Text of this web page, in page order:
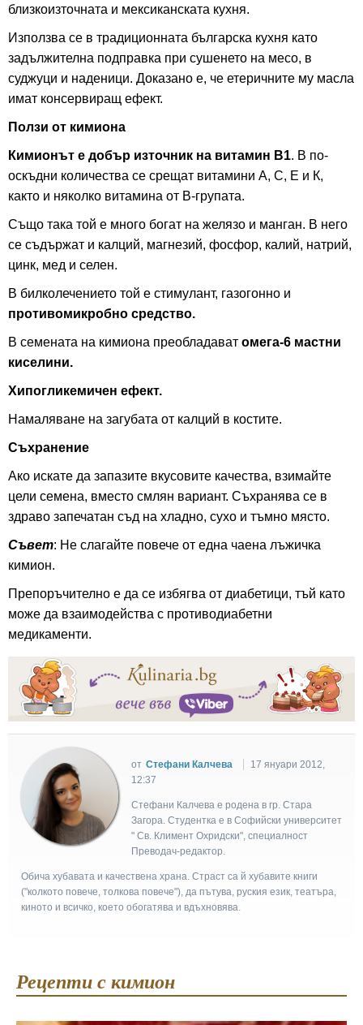
близкоизточната и мексиканската кухня.
Използва се в традиционната българска кухня като
задължителна подправка при сушенето на месо, в
суджуци и наденици. Доказано е, че етеричните му масла
имат консервиращ ефект.
Ползи от кимиона
Кимионът е добър източник на витамин B1. В по-
оскъдни количества се срещат витамини А, С, Е и К,
както и няколко витамина от B-групата.
Също така той е много богат на желязо и манган. В него
се съдържат и калций, магнезий, фосфор, калий, натрий,
цинк, мед и селен.
В билколечението той е стимулант, газогонно и
противомикробно средство.
В семената на кимиона преобладават омега-6 мастни
киселини.
Хипогликемичен ефект.
Намаляване на загубата от калций в костите.
Съхранение
Ако искате да запазите вкусовите качества, взимайте
цели семена, вместо смлян вариант. Съхранява се в
здраво запечатан съд на хладно, сухо и тъмно място.
Съвет: Не слагайте повече от една чаена лъжичка
кимион.
Препоръчително е да се избягва от диабетици, тъй като
може да взаимодейства с противодиабетни
медикаменти.
от Стефани Калчева
17 януари 2012,
12:37
Стефани Калчева е родена в гр. Стара
Загора. Студентка е в Софийски университет
" Св. Климент Охридски", специалност
Преводач-редактор.
Обича хубавата и качествена храна. Страст са й хубавите книги
("колкото повече, толкова повече"), да пътува, руския език, театъра,
киното и всичко, което обогатява и вдъхновява.
Рецепти с кимион